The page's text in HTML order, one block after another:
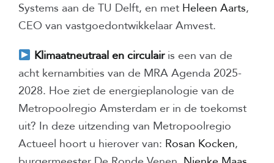
Systems aan de TU Delft, en met Heleen Aarts,
CEO van vastgoedontwikkelaar Amvest.
Klimaatneutraal en circulairis een van de
acht kernambities van de MRA Agenda 2025-
2028. Hoe ziet de energieplanologie van de
Metropoolregio Amsterdam er in de toekomst
uit? In deze uitzending van Metropoolregio
Actueel hoort u hierover van: Rosan Kocken,